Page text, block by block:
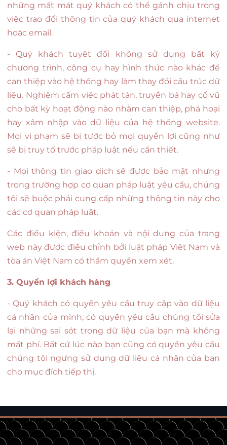
những mất mát quý khách có thể gánh chịu trong
việc trao đổi thông tin của quý khách qua internet
hoặc email.
- Quý khách tuyệt đối không sử dụng bất kỳ
chương trình, công cụ hay hình thức nào khác để
can thiệp vào hệ thống hay làm thay đổi cấu trúc dữ
liệu. Nghiêm cấm việc phát tán, truyền bá hay cổ vũ
cho bất kỳ hoạt động nào nhằm can thiệp, phá hoại
hay xâm nhập vào dữ liệu của hệ thống website.
Mọi vi phạm sẽ bị tước bỏ mọi quyền lợi cũng như
sẽ bị truy tố trước pháp luật nếu cần thiết.
- Mọi thông tin giao dịch sẽ được bảo mật nhưng
trong trường hợp cơ quan pháp luật yêu cầu, chúng
tôi sẽ buộc phải cung cấp những thông tin này cho
các cơ quan pháp luật.
Các điều kiện, điều khoản và nội dung của trang
web này được điều chỉnh bởi luật pháp Việt Nam và
tòa án Việt Nam có thẩm quyền xem xét.
3. Quyền lợi khách hàng
- Quý khách có quyền yêu cầu truy cập vào dữ liệu
cá nhân của mình, có quyền yêu cầu chúng tôi sửa
lại những sai sót trong dữ liệu của bạn mà không
mất phí. Bất cứ lúc nào bạn cũng có quyền yêu cầu
chúng tôi ngưng sử dụng dữ liệu cá nhân của bạn
cho mục đích tiếp thị.